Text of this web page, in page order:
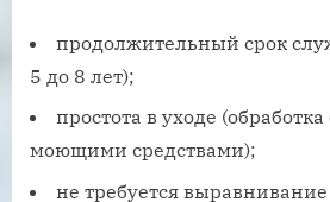
продолжительный срок
5 до 8 лет);
простота в уходе
моющими средствами);
не требуется